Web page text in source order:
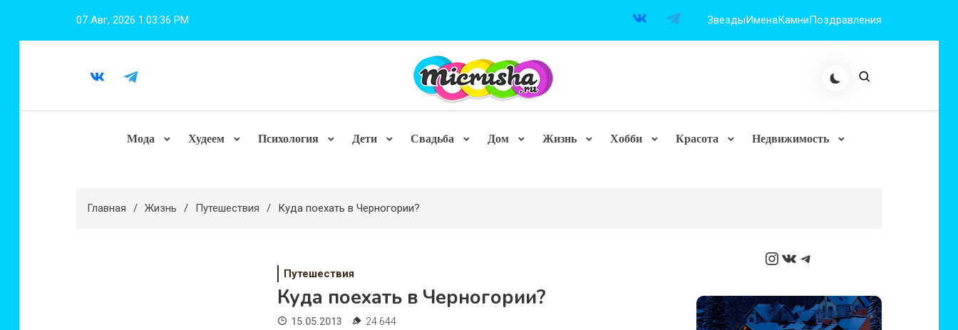
07 Авг, 2026 1:03:38 PM ЗвездыИменаКамниПоздравления
Мода Худеем Психология Дети Свадьба Дом Жизнь Хобби Красота Недвижимость
Главная Жизнь Путешествия Куда поехать в Черногории?
Путешествия
Куда поехать в Черногории?
15.05.2013 24 644
Instagram
ВКонтакте
Telegram